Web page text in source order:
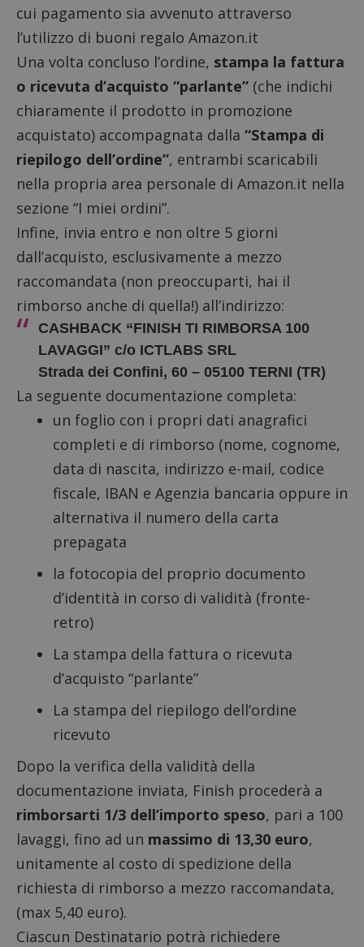
cui pagamento sia avvenuto attraverso
l’utilizzo di buoni regalo Amazon.it
Una volta concluso l’ordine, stampa la fattura
o ricevuta d’acquisto “parlante” (che indichi
chiaramente il prodotto in promozione
acquistato) accompagnata dalla “Stampa di
riepilogo dell’ordine”, entrambi scaricabili
nella propria area personale di Amazon.it nella
sezione “I miei ordini”.
Infine, invia entro e non oltre 5 giorni
dall’acquisto, esclusivamente a mezzo
raccomandata (non preoccuparti, hai il
rimborso anche di quella!) all’indirizzo:
CASHBACK “FINISH TI RIMBORSA 100
LAVAGGI” c/o ICTLABS SRL
Strada dei Confini, 60 – 05100 TERNI (TR)
La seguente documentazione completa:
un foglio con i propri dati anagrafici
completi e di rimborso (nome, cognome,
data di nascita, indirizzo e-mail, codice
fiscale, IBAN e Agenzia bancaria oppure in
alternativa il numero della carta
prepagata
la fotocopia del proprio documento
d’identità in corso di validità (fronte-
retro)
La stampa della fattura o ricevuta
d’acquisto “parlante”
La stampa del riepilogo dell’ordine
ricevuto
Dopo la verifica della validità della
documentazione inviata, Finish procederà a
rimborsarti 1/3 dell’importo speso, pari a 100
lavaggi, fino ad un massimo di 13,30 euro,
unitamente al costo di spedizione della
richiesta di rimborso a mezzo raccomandata,
(max 5,40 euro).
Ciascun Destinatario potrà richiedere